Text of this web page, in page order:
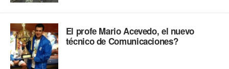
El profe Mario Acevedo, el nuevo
técnico de Comunicaciones?